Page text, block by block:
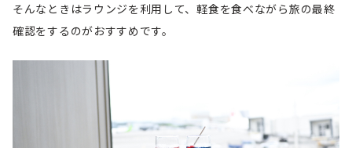
そんなときはラウンジを利用して、軽食を食べながら旅の最終
確認をするのがおすすめです。